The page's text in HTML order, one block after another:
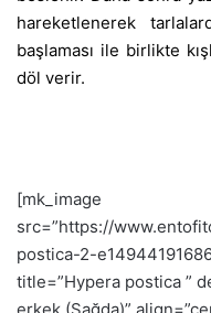
hareketlenerek
başlaması ile birlikte
döl verir.
[mk_image
src=”https://
postica-2-
title=”Hypera postica ”
erkek (Sağda)”